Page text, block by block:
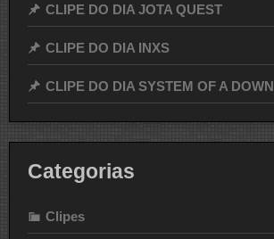
CLIPE DO DIA JOTA QUEST
CLIPE DO DIA INXS
CLIPE DO DIA SYSTEM OF A DOWN
Categorias
Clipes